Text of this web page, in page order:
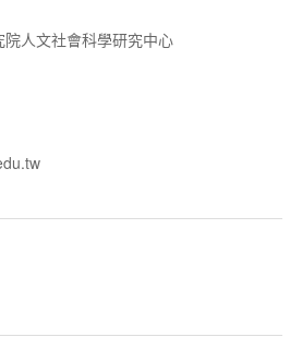
人文社會科學研究中心